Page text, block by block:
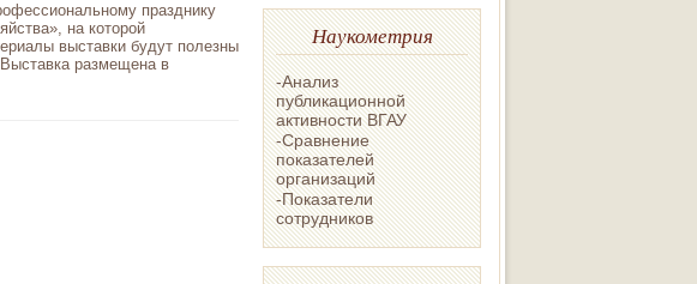
празднику
на которой
выставки будут полезны
размещена в
Наукометрия
-Анализ
публикационной
активности ВГАУ
-Сравнение
показателей
организаций
-Показатели
сотрудников